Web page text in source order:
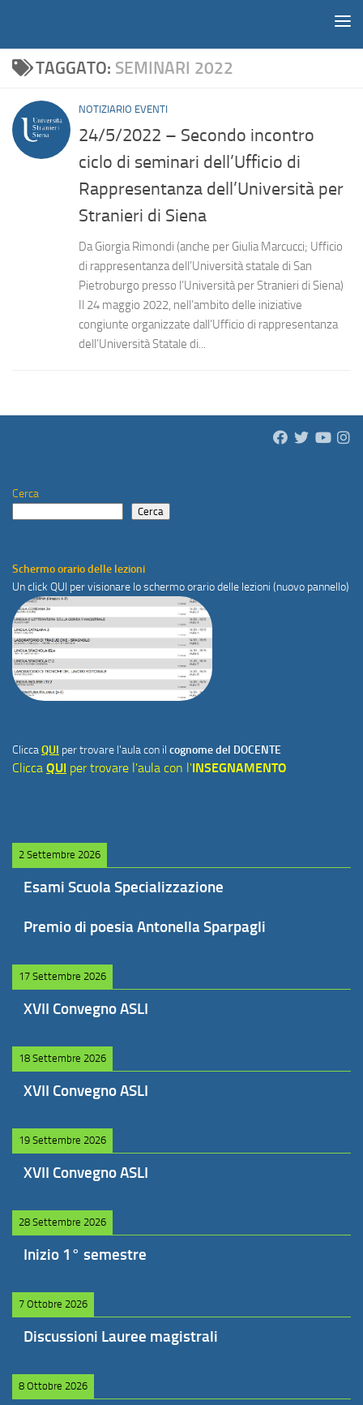
TAGGATO: SEMINARI 2022
NOTIZIARIO EVENTI
24/5/2022 – Secondo incontro
ciclo di seminari dell’Ufficio di
Rappresentanza dell’Università per
Stranieri di Siena
Da Giorgia Rimondi (anche per Giulia Marcucci; Ufficio
di rappresentanza dell’Università statale di San
Pietroburgo presso l’Università per Stranieri di Siena)
Il 24 maggio 2022, nell’ambito delle iniziative
congiunte organizzate dall’Ufficio di rappresentanza
dell’Università Statale di...
Cerca
Cerca
Schermo orario delle lezioni
Un click QUI per visionare lo schermo orario delle lezioni (nuovo pannello)
CliccaQUI per trovare l'aula con il cognome del DOCENTE
Clicca QUI per trovare l'aula con l'INSEGNAMENTO
2 Settembre 2026
Esami Scuola Specializzazione
Premio di poesia Antonella Sparpagli
17 Settembre 2026
XVII Convegno ASLI
18 Settembre 2026
XVII Convegno ASLI
19 Settembre 2026
XVII Convegno ASLI
28 Settembre 2026
Inizio 1° semestre
7 Ottobre 2026
Discussioni Lauree magistrali
8 Ottobre 2026